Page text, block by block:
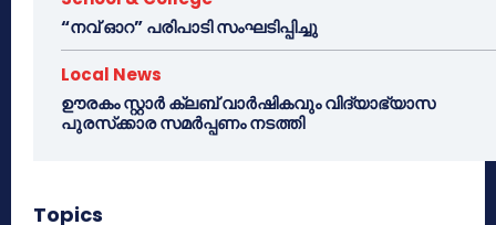
“നവ് ഓറ” പരിപാടി സംഘടിപ്പിച്ചു
Local News
ഊരകം സ്റ്റാർ ക്ലബ് വാർഷികവും വിദ്യാഭ്യാസ
പുരസ്‌ക്കാര സമർപ്പണം നടത്തി
Topics